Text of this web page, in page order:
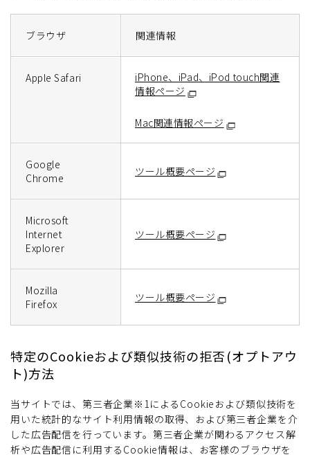
ブラウザ 関連情報
Apple Safari
iPhone、iPad、iPod touch関連
情報ページ
Mac関連情報ページ
Google
Chrome
ツール概要ページ
Microsoft
Internet
Explorer
ツール概要ページ
Mozilla
Firefox
ツール概要ページ
特定のCookieおよび類似技術の拒否(オプトアウ
ト)方法
当サイトでは、第三者企業※1によるCookieおよび類似技術を
用いた統計的なサイト利用情報の取得、および第三者企業を介
した広告配信を行っています。第三者企業が関わるアクセス解
析や広告配信に利用するCookie情報は、お客様のブラウザを